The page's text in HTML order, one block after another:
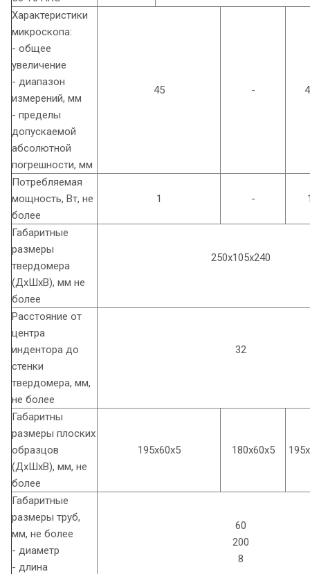
Характеристики
микроскопа:
- общее
увеличение
- диапазон
измерений, мм
- пределы
допускаемой
абсолютной
погрешности, мм
45 -
Потребляемая
мощность, Вт, не
более
1 -
Габаритные
размеры
твердомера
(ДхШхВ), мм не
более
250х105х240
Расстояние от
центра
индентора до
стенки
твердомера, мм,
не более
32
Габаритны
размеры плоских
образцов
(ДхШхВ), мм, не
более
195х60х5 180х60х5
Габаритные
размеры труб,
мм, не более
- диаметр
- длина
60
200
8